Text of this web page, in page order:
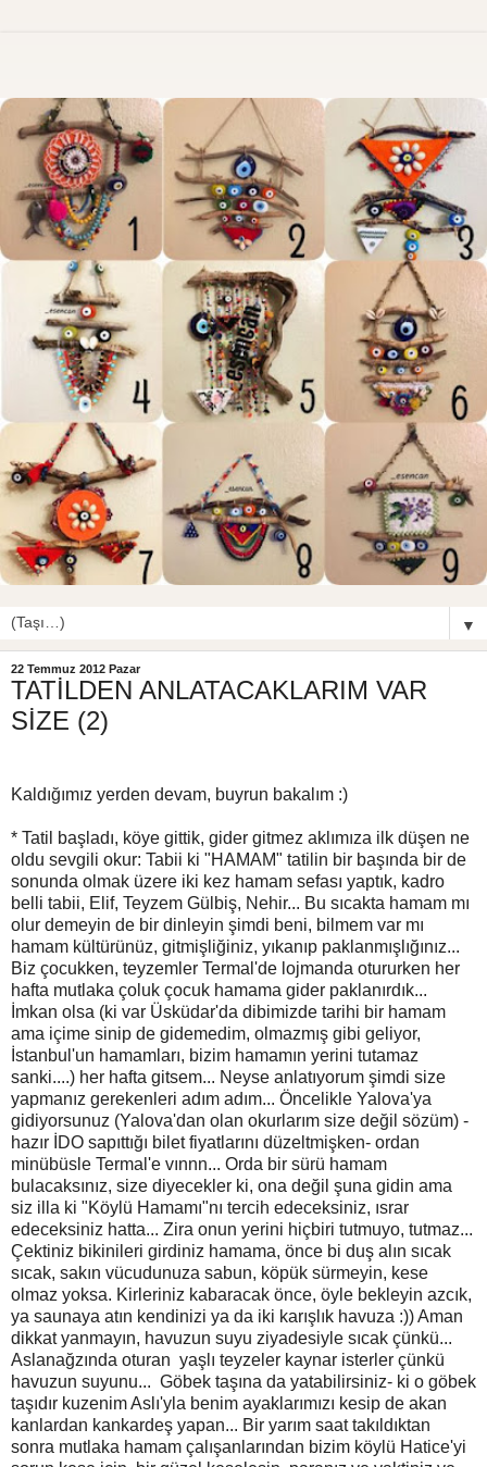
▼
22 Temmuz 2012 Pazar
TATİLDEN ANLATACAKLARIM VAR
SİZE (2)
Kaldığımız yerden devam, buyrun bakalım :)
* Tatil başladı, köye gittik, gider gitmez aklımıza ilk düşen ne
oldu sevgili okur: Tabii ki "HAMAM" tatilin bir başında bir de
sonunda olmak üzere iki kez hamam sefası yaptık, kadro
belli tabii, Elif, Teyzem Gülbiş, Nehir... Bu sıcakta hamam mı
olur demeyin de bir dinleyin şimdi beni, bilmem var mı
hamam kültürünüz, gitmişliğiniz, yıkanıp paklanmışlığınız...
Biz çocukken, teyzemler Termal'de lojmanda otururken her
hafta mutlaka çoluk çocuk hamama gider paklanırdık...
İmkan olsa (ki var Üsküdar'da dibimizde tarihi bir hamam
ama içime sinip de gidemedim, olmazmış gibi geliyor,
İstanbul'un hamamları, bizim hamamın yerini tutamaz
sanki....) her hafta gitsem... Neyse anlatıyorum şimdi size
yapmanız gerekenleri adım adım... Öncelikle Yalova'ya
gidiyorsunuz (Yalova'dan olan okurlarım size değil sözüm) -
hazır İDO sapıttığı bilet fiyatlarını düzeltmişken- ordan
minübüsle Termal'e vınnn... Orda bir sürü hamam
bulacaksınız, size diyecekler ki, ona değil şuna gidin ama
siz illa ki "Köylü Hamamı"nı tercih edeceksiniz, ısrar
edeceksiniz hatta... Zira onun yerini hiçbiri tutmuyo, tutmaz...
Çektiniz bikinileri girdiniz hamama, önce bi duş alın sıcak
sıcak, sakın vücudunuza sabun, köpük sürmeyin, kese
olmaz yoksa. Kirleriniz kabaracak önce, öyle bekleyin azcık,
ya saunaya atın kendinizi ya da iki karışlık havuza :)) Aman
dikkat yanmayın, havuzun suyu ziyadesiyle sıcak çünkü...
Aslanağzında oturan yaşlı teyzeler kaynar isterler çünkü
havuzun suyunu... Göbek taşına da yatabilirsiniz- ki o göbek
taşıdır kuzenim Aslı'yla benim ayaklarımızı kesip de akan
kanlardan kankardeş yapan... Bir yarım saat takıldıktan
sonra mutlaka hamam çalışanlarından bizim köylü Hatice'yi